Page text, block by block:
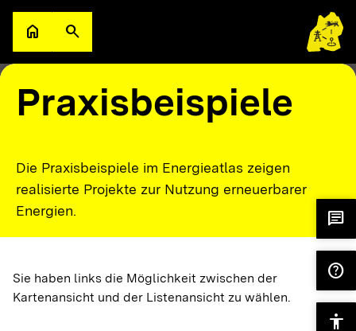
Zum Hauptinhalt springen
homeZur Startseite
searchSuche öffnen
Praxisbeispiele
Die Praxisbeispiele im Energieatlas zeigen
realisierte Projekte zur Nutzung erneuerbarer
Energien.
Sie haben links die Möglichkeit zwischen der
Kartenansicht und der Listenansicht zu wählen.
chat
help
accessibility